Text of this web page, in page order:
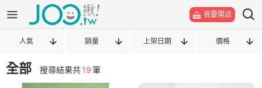
我要開店
全部 搜尋結果共19筆
人氣 銷量 上架日期 價格